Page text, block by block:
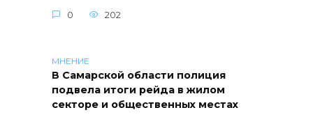
0 202
МНЕНИЕ
В Самарской области полиция
подвела итоги рейда в жилом
секторе и общественных местах